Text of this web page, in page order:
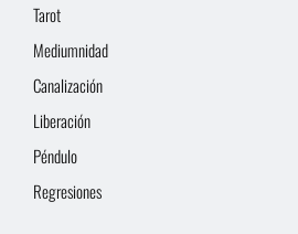
Tarot
Mediumnidad
Canalización
Liberación
Péndulo
Regresiones